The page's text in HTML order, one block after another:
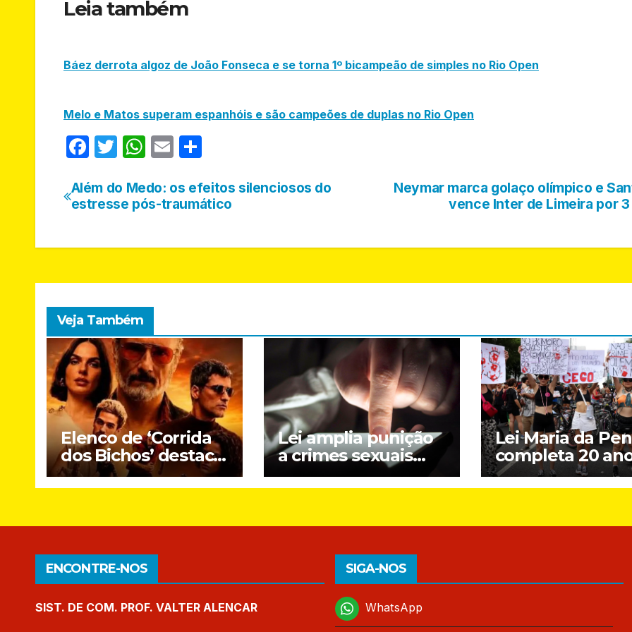
Leia também
Báez derrota algoz de João Fonseca e se torna 1º bicampeão de simples no Rio Open
Melo e Matos superam espanhóis e são campeões de duplas no Rio Open
F
c
e
o
k
T
itt
er
W
at
s
p
E
ail ar
e
Navegação
Post
Neymar marca golaço olímpico e
vence Inter de Limeira por 3
Além do Medo: os efeitos silenciosos do
estresse pós-traumático
Veja Também
Elenco de ‘Corrida
dos Bichos’ destaca
crítica social e DNA
brasileiro do novo
Video
Lei amplia punição
a crimes sexuais
online contra
crianças; entenda
Lei Maria da
completa 20
entre avanços e
desafios
ENCONTRE-NOS
SIST. DE COM. PROF. VALTER ALENCAR
SIGA-NOS
WhatsApp